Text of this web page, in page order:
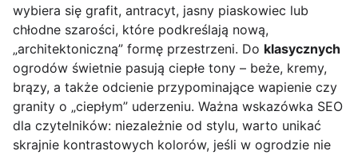
wybiera się grafit, antracyt, jasny piaskowiec lub
chłodne szarości, które podkreślają nową,
„architektoniczną” formę przestrzeni. Do klasycznych
ogrodów świetnie pasują ciepłe tony – beże, kremy,
brązy, a także odcienie przypominające wapienie czy
granity o „ciepłym” uderzeniu. Ważna wskazówka SEO
dla czytelników: niezależnie od stylu, warto unikać
skrajnie kontrastowych kolorów, jeśli w ogrodzie nie